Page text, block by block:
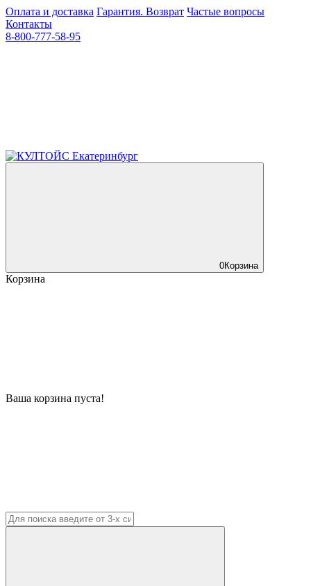
Оплата и доставка Гарантия. Возврат Частые вопросы
Контакты
8-800-777-58-95
0Корзина
Корзина
Ваша корзина пуста!